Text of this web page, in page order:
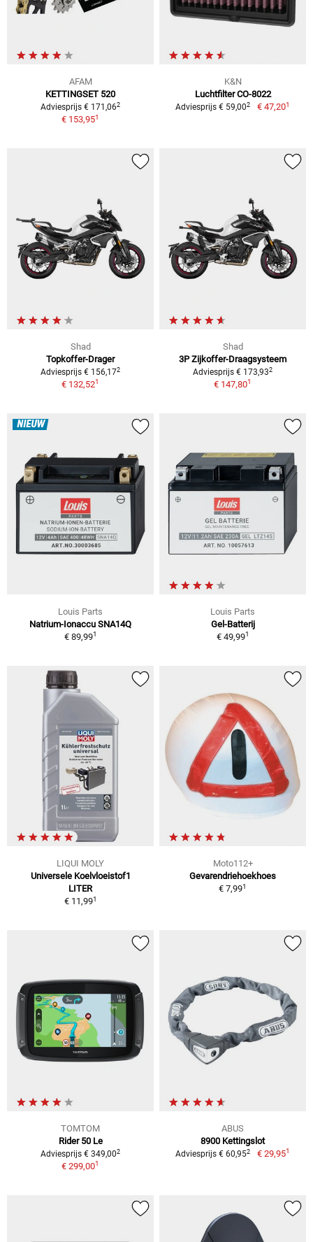
AFAM
KETTINGSET 520
Adviesprijs € 171,062
€ 153,951
K&N
Luchtfilter CO-8022
Adviesprijs € 59,002 € 47,201
Shad
Topkoffer-Drager
Adviesprijs € 156,172
€ 132,521
Shad
3P Zijkoffer-Draagsysteem
Adviesprijs € 173,932
€ 147,801
NIEUW
Louis Parts
Natrium-Ionaccu SNA14Q
€ 89,991
Louis Parts
Gel-Batterij
€ 49,991
LIQUI MOLY
Universele Koelvloeistof1
LITER
€ 11,991
Moto112+
Gevarendriehoekhoes
€ 7,991
TOMTOM
Rider 50 Le
Adviesprijs € 349,002
€ 299,001
ABUS
8900 Kettingslot
Adviesprijs € 60,952 € 29,951